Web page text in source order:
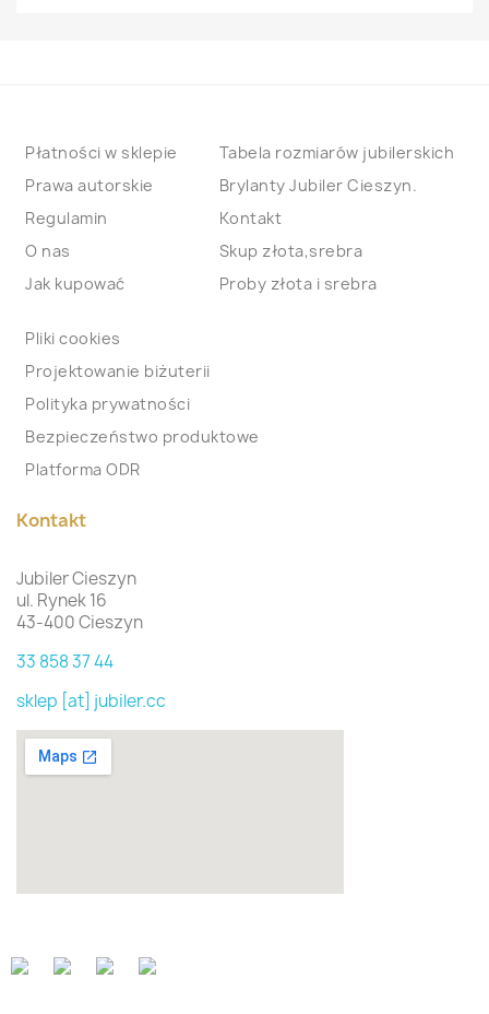
Płatności w sklepie
Prawa autorskie
Regulamin
O nas
Jak kupować
Tabela rozmiarów jubilerskich
Brylanty Jubiler Cieszyn.
Kontakt
Skup złota,srebra
Proby złota i srebra
Pliki cookies
Projektowanie biżuterii
Polityka prywatności
Bezpieczeństwo produktowe
Platforma ODR
Kontakt
Jubiler Cieszyn
ul. Rynek 16
43-400 Cieszyn
33 858 37 44
sklep [at] jubiler.cc